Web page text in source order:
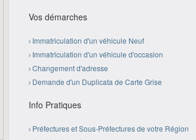
Vos démarches
Immatriculation d'un véhicule Neuf
Immatriculation d'un véhicule d'occasion
Changement d'adresse
Demande d'un Duplicata de Carte Grise
Info Pratiques
Préfectures et Sous-Préfectures de votre Région